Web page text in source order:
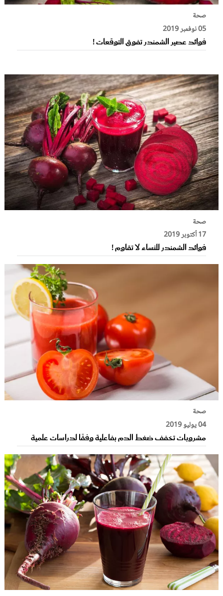
صحة
05 نوفمبر 2019
فوائد عصير الشمندر تفوق التوقعات !
صحة
17 أكتوبر 2019
فوائد الشمندر للنساء لا تقاوم !
صحة
04 يوليو 2019
مشروبات تخفف ضغط الدم بفاعلية وفقًا لدراسات علمية